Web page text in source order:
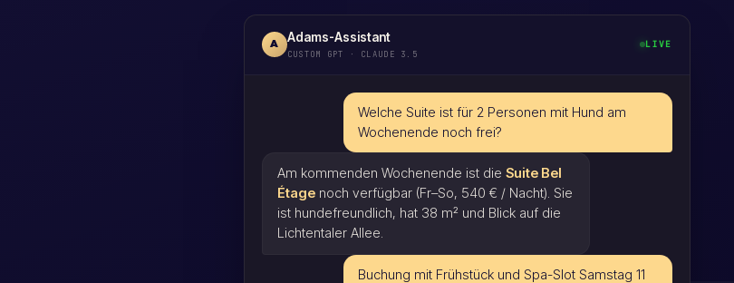
A Adams-Assistant
CUSTOM GPT · CLAUDE 3.5
LIVE
Welche Suite ist für 2 Personen mit Hund am
Wochenende noch frei?
Am kommenden Wochenende ist die Suite Bel
Étagenoch verfügbar (Fr–So, 540 € / Nacht). Sie
ist hundefreundlich, hat 38 m² und Blick auf die
Lichtentaler Allee.
Buchung mit Frühstück und Spa-Slot Samstag 11